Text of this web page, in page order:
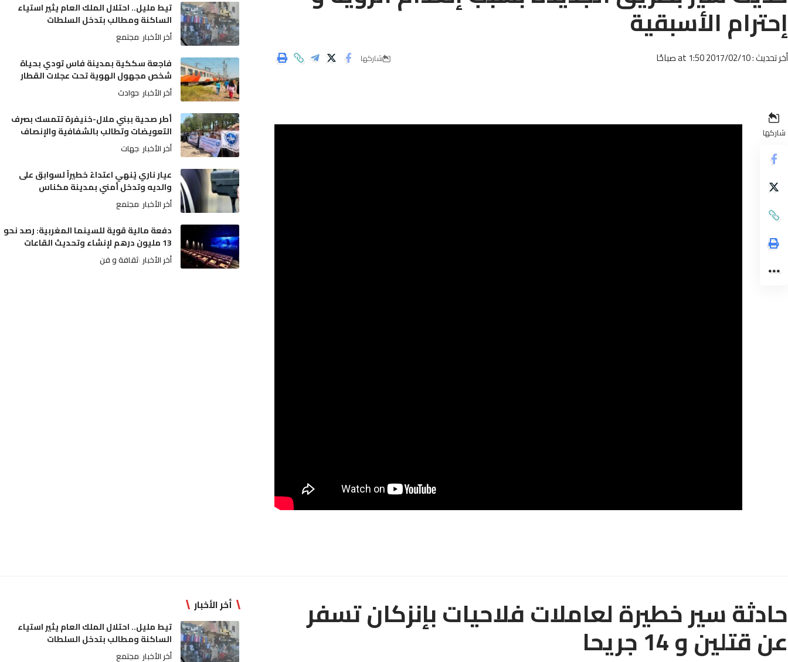
إحترام الأسبقية
أخر تحديث : 2017/02/10 at 1:50 صباحًا شاركها
شاركها
تيط مليل.. احتلال الملك العام يثير استياء
الساكنة ومطالب بتدخل السلطات
أخر الأخبار مجتمع
فاجعة سككية بمدينة فاس تودي بحياة
شخص مجهول الهوية تحت عجلات القطار
أخر الأخبار حوادث
أطر صحية ببني ملال-خنيفرة تتمسك بصرف
التعويضات وتطالب بالشفافية والإنصاف
أخر الأخبار جهات
عيار ناري يُنهي اعتداءً خطيراً لسوابق على
والديه وتدخل أمني بمدينة مكناس
أخر الأخبار مجتمع
دفعة مالية قوية للسينما المغربية: رصد نحو
13 مليون درهم لإنشاء وتحديث القاعات
أخر الأخبار ثقافة و فن
حادثة سير خطيرة لعاملات فلاحيات بإنزكان تسفر
عن قتلين و 14 جريحا
أخر الأخبار
تيط مليل.. احتلال الملك العام يثير استياء
الساكنة ومطالب بتدخل السلطات
أخر الأخبار مجتمع